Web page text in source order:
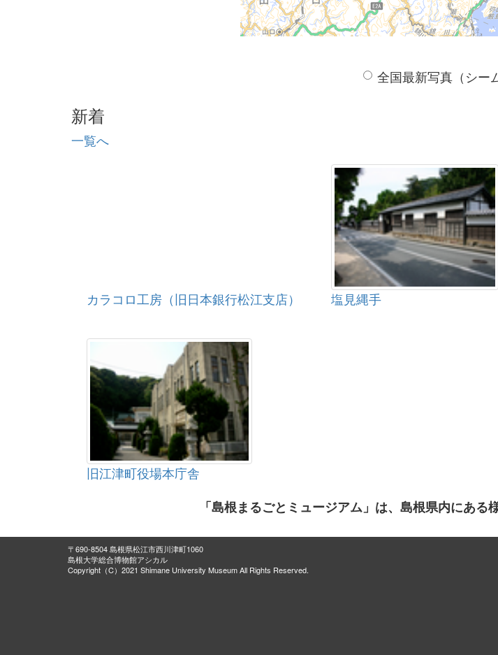
全国最新写真（シー
新着
一覧へ
カラコロ工房（旧日本銀行松江支店） 塩見縄手
旧江津町役場本庁舎
「島根まるごとミュージアム」は、島根県内にある
〒690-8504 島根県松江市西川津町1060
島根大学総合博物館アシカル
Copyright（C）2021 Shimane University Museum All Rights Reserved.